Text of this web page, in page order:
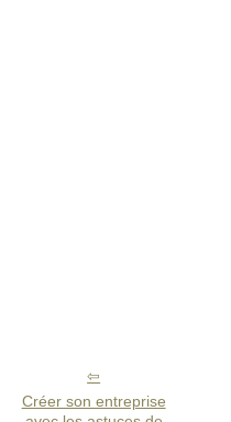
Créer son entreprise